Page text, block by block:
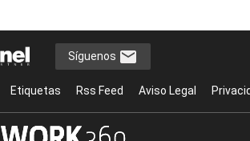
Síguenos
Etiquetas Rss Feed Aviso Legal